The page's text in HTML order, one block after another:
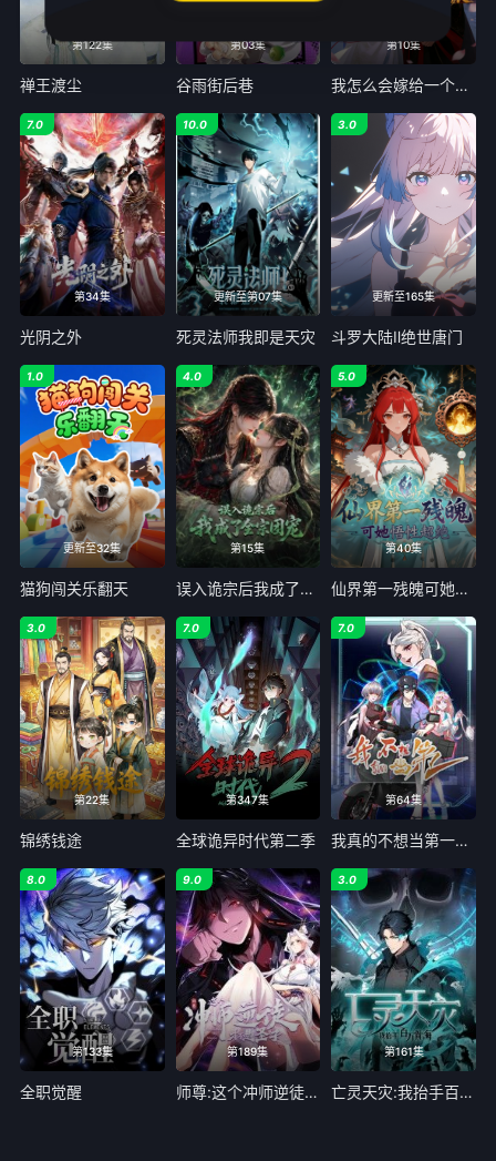
65 66 68
69 70 71 72
73 74 75 76
77 78 79 80
81 82 83 84
85 86 87 88
89 90 91 92
93 94 95 96
97 98 99 100
101 102 103 104
105 106 107 108
109 110 111 112
117 118 119 120
121 122 123 124
125 126 127 128
129 131 132
133 134 135 136
137 138 139 140
141 142 143 144
145 146 147 148
149 150 151 152
第122集
禅王渡尘
第03集
谷雨街后巷
第10集
我怎么会嫁给一个反派
第34集
7.0
光阴之外
更新至第07集
10.0
死灵法师我即是天灾
更新至165集
3.0
斗罗大陆Ⅱ绝世唐门
更新至32集
1.0
猫狗闯关乐翻天
第15集
4.0
误入诡宗后我成了全宗团宠
第40集
5.0
仙界第一残魄可她悟性超绝
第22集
3.0
锦绣钱途
第347集
7.0
全球诡异时代第二季
第64集
7.0
我真的不想当第一第二季
第133集
8.0
全职觉醒
第189集
9.0
师尊:这个冲师逆徒才不是圣子动态漫画
第161集
3.0
亡灵天灾:我抬手百万骨海动态漫画